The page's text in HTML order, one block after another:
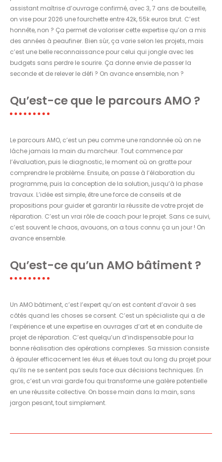
assistant maîtrise d’ouvrage confirmé, avec 3, 7 ans de bouteille,
on vise pour 2026 une fourchette entre 42k, 55k euros brut. C’est
honnête, non ? Ça permet de valoriser cette expertise qu’on a mis
des années à peaufiner. Bien sûr, ça varie selon les projets, mais
c’est une belle reconnaissance pour celui qui jongle avec les
budgets sans perdre le sourire. Ça donne envie de passer la
seconde et de relever le défi ? On avance ensemble, non ?
Qu’est-ce que le parcours AMO ?
Le parcours AMO, c’est un peu comme une randonnée où on ne
lâche jamais la main du marcheur. Tout commence par
l’évaluation, puis le diagnostic, le moment où on gratte pour
comprendre le problème. Ensuite, on passe à l’élaboration du
programme, puis la conception de la solution, jusqu’à la phase
travaux. L’idée est simple, être une force de conseils et de
propositions pour guider et garantir la réussite de votre projet de
réparation. C’est un vrai rôle de coach pour le projet. Sans ce suivi,
c’est souvent le chaos, avouons, on a tous connu ça un jour ! On
avance ensemble.
Qu’est-ce qu’un AMO bâtiment ?
Un AMO bâtiment, c’est l’expert qu’on est content d’avoir à ses
côtés quand les choses se corsent. C’est un spécialiste qui a de
l’expérience et une expertise en ouvrages d’art et en conduite de
projet de réparation. C’est quelqu’un d’indispensable pour la
bonne réalisation des opérations complexes. Sa mission consiste
à épauler efficacement les élus et élues tout au long du projet pour
qu’ils ne se sentent pas seuls face aux décisions techniques. En
gros, c’est un vrai garde fou qui transforme une galère potentielle
en une réussite collective. On bosse main dans la main, sans
jargon pesant, tout simplement.